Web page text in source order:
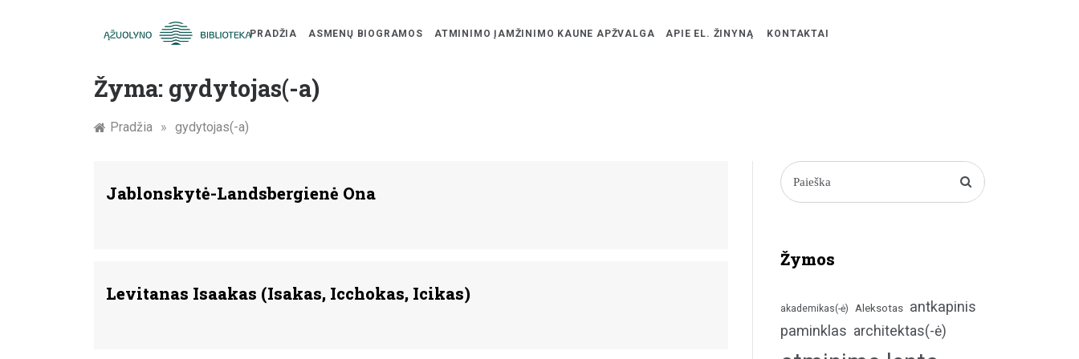
Žymūs
Kauno
atminimo
PRADŽIA ASMENŲ BIOGRAMOS ATMINIMO ĮAMŽINIMO KAUNE APŽVALGA APIE EL. ŽINYNĄ KONTAKTAI
Žyma: gydytojas(-a)
Pradžia » gydytojas(-a)
Jablonskytė-Landsbergienė Ona
Levitanas Isaakas (Isakas, Icchokas, Icikas)
Žymos
akademikas(-ė) Aleksotas antkapinis
paminklas architektas(-ė)